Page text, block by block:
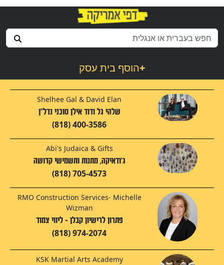
הוסף בית עסק+
Shelhee Gal & David Elan
שלהי גל ודוד אילן סוכני נדל"ן
(818) 400-3586
Abi's Judaica & Gifts
ג'ודאיקה, מתנות ותשמישי קדושה
(818) 705-4573
RMO Construction Services- Michelle
Wizman
פתרון לרישיון קבלן - ליווי צמוד
(818) 974-2074
KSK Martial Arts Academy